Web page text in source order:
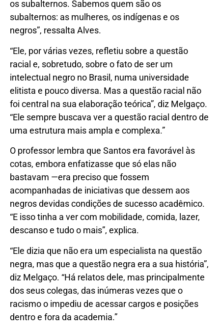
os subalternos. Sabemos quem são os
subalternos: as mulheres, os indígenas e os
negros”, ressalta Alves.
“Ele, por várias vezes, refletiu sobre a questão
racial e, sobretudo, sobre o fato de ser um
intelectual negro no Brasil, numa universidade
elitista e pouco diversa. Mas a questão racial não
foi central na sua elaboração teórica”, diz Melgaço.
“Ele sempre buscava ver a questão racial dentro de
uma estrutura mais ampla e complexa.”
O professor lembra que Santos era favorável às
cotas, embora enfatizasse que só elas não
bastavam —era preciso que fossem
acompanhadas de iniciativas que dessem aos
negros devidas condições de sucesso acadêmico.
“E isso tinha a ver com mobilidade, comida, lazer,
descanso e tudo o mais”, explica.
“Ele dizia que não era um especialista na questão
negra, mas que a questão negra era a sua história”,
diz Melgaço. “Há relatos dele, mas principalmente
dos seus colegas, das inúmeras vezes que o
racismo o impediu de acessar cargos e posições
dentro e fora da academia.”